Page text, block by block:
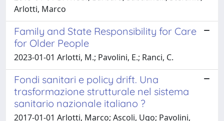
Arlotti, Marco
Family and State Responsibility for Care
for Older People
2023-01-01 Arlotti, M.; Pavolini, E.; Ranci, C.
Fondi sanitari e policy drift. Una
trasformazione strutturale nel sistema
sanitario nazionale italiano ?
2017-01-01 Arlotti, Marco; Ascoli, Ugo; Pavolini,